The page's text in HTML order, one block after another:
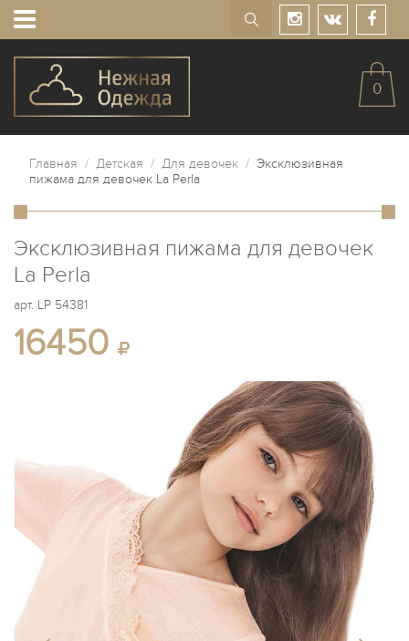
0
Главная / Детская / Для девочек / Эксклюзивная
пижама для девочек La Perla
Эксклюзивная пижама для девочек
La Perla
арт. LP 54381
16450